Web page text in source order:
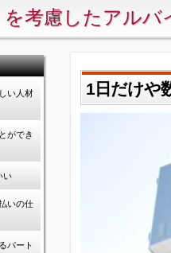
を考慮したアル
い人材
ができ
い
いの仕
パート
1日だけや